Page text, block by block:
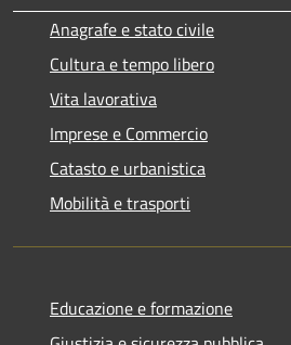
Anagrafe e stato civile
Cultura e tempo libero
Vita lavorativa
Imprese e Commercio
Catasto e urbanistica
Mobilità e trasporti
Educazione e formazione